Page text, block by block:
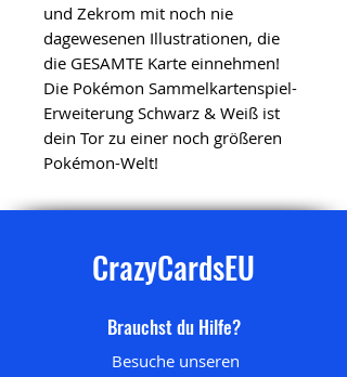
und Zekrom mit noch nie
dagewesenen Illustrationen, die
die GESAMTE Karte einnehmen!
Die Pokémon Sammelkartenspiel-
Erweiterung Schwarz & Weiß ist
dein Tor zu einer noch größeren
Pokémon-Welt!
CrazyCardsEU
Brauchst du Hilfe?
Besuche unseren